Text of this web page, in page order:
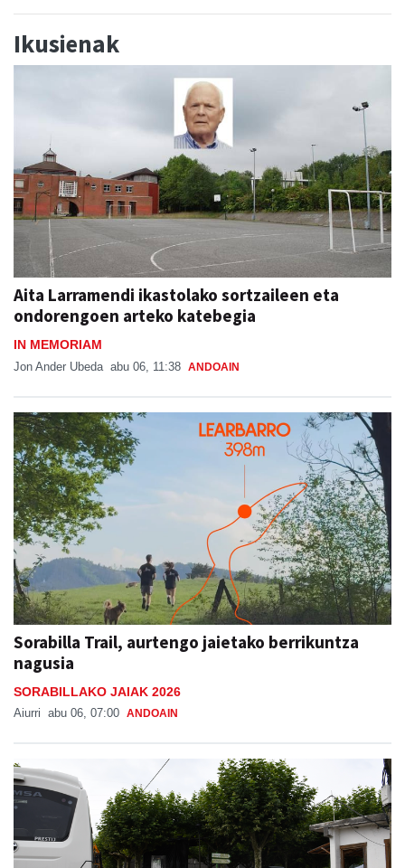
Ikusienak
Aita Larramendi ikastolako sortzaileen eta
ondorengoen arteko katebegia
IN MEMORIAM
Jon Ander Ubeda abu 06, 11:38 ANDOAIN
Sorabilla Trail, aurtengo jaietako berrikuntza
nagusia
SORABILLAKO JAIAK 2026
Aiurri abu 06, 07:00 ANDOAIN